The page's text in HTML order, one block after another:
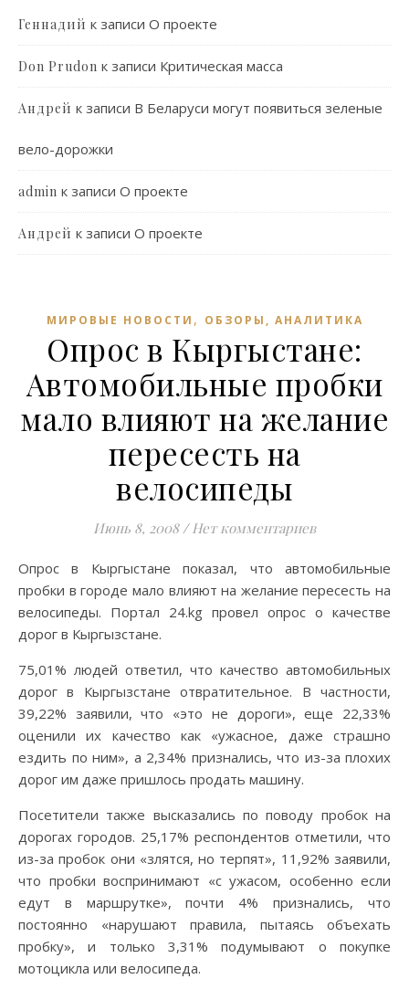
Геннадий к записи О проекте
Don Prudon к записи Критическая масса
Андрей к записи В Беларуси могут появиться зеленые
вело-дорожки
admin к записи О проекте
Андрей к записи О проекте
МИРОВЫЕ НОВОСТИ , ОБЗОРЫ, АНАЛИТИКА
Опрос в Кыргыстане:
Автомобильные пробки
мало влияют на желание
пересесть на
велосипеды
Июнь 8, 2008 / Нет комментариев
Опрос в Кыргыстане показал, что автомобильные
пробки в городе мало влияют на желание пересесть на
велосипеды. Портал 24.kg провел опрос о качестве
дорог в Кыргызстане.
75,01% людей ответил, что качество автомобильных
дорог в Кыргызстане отвратительное. В частности,
39,22% заявили, что «это не дороги», еще 22,33%
оценили их качество как «ужасное, даже страшно
ездить по ним», а 2,34% признались, что из-за плохих
дорог им даже пришлось продать машину.
Посетители также высказались по поводу пробок на
дорогах городов. 25,17% респондентов отметили, что
из-за пробок они «злятся, но терпят», 11,92% заявили,
что пробки воспринимают «с ужасом, особенно если
едут в маршрутке», почти 4% признались, что
постоянно «нарушают правила, пытаясь объехать
пробку», и только 3,31% подумывают о покупке
мотоцикла или велосипеда.